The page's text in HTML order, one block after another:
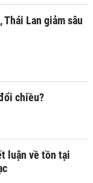
Thái Lan giảm sâu
chiều?
luận về tồn tại